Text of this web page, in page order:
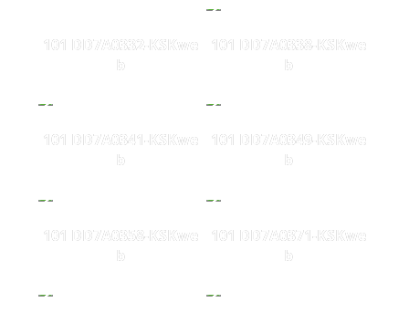
101 DD7A0332-KSKwe
b
101 DD7A0338-KSKwe
b
101 DD7A0341-KSKwe
b
101 DD7A0349-KSKwe
b
101 DD7A0358-KSKwe
b
101 DD7A0371-KSKwe
b